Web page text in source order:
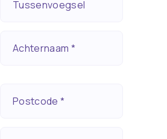
Tussenvoegsel
Achternaam *
Postcode *